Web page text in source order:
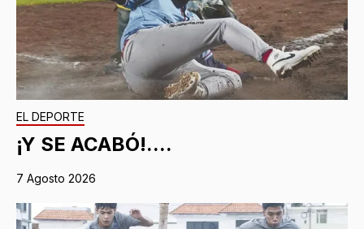
EL DEPORTE
¡Y SE ACABÓ!....
7 Agosto 2026